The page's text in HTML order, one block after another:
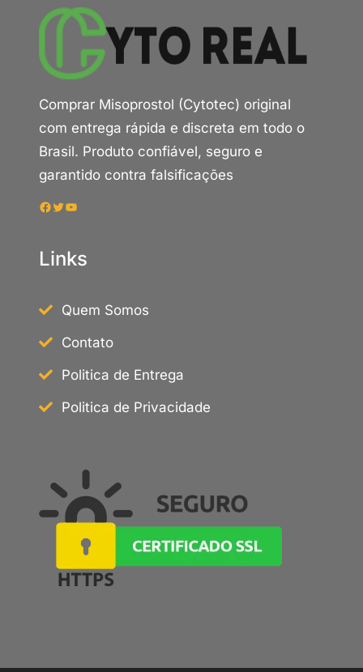
Comprar Misoprostol (Cytotec) original
com entrega rápida e discreta em todo o
Brasil. Produto confiável, seguro e
garantido contra falsificações
Facebook Twitter Youtube
Links
Quem Somos
Contato
Politica de Entrega
Politica de Privacidade